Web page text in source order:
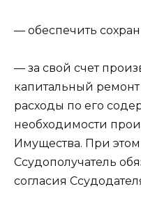
— обеспечить
— за свой счет
капитальный
расходы по его
необходимости
Имущества. При
Ссудополучатель
согласия